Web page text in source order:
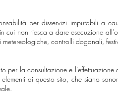
per disservizi imputabili a
cui non riesca a dare esecuzione
controlli doganali,
per la consultazione e
elementi di questo sito, che siano